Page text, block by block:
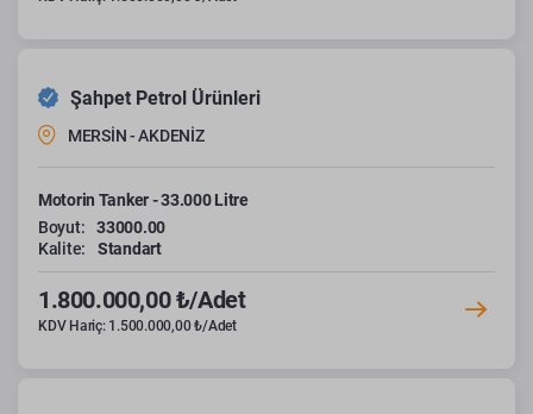
Şahpet Petrol Ürünleri
MERSİN - AKDENİZ
Motorin Tanker - 33.000 Litre
Boyut:
33000.00
Kalite:
Standart
1.800.000,00 ₺/Adet
KDV Hariç: 1.500.000,00 ₺/Adet